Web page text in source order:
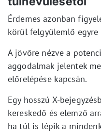
Érdemes azonban
körül felgyülemlő egyre
A jövőre nézve a
aggodalmak jelentek
előrelépése kapcsán.
Egy hosszú X-
kereskedő és elemző
ha túl is lépik a